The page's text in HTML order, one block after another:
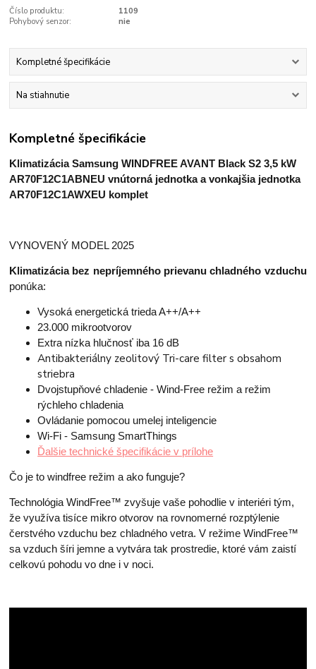
Číslo produktu:
1109
Pohybový senzor:
nie
Kompletné špecifikácie
Na stiahnutie
Kompletné špecifikácie
Klimatizácia Samsung WINDFREE AVANT Black S2 3,5 kW
AR70F12C1ABNEUvnútorná jednotka avonkajšia jednotka
AR70F12C1AWXEU komplet
VYNOVENÝ MODEL 2025
Klimatizácia bez nepríjemného prievanu chladného vzduchu
ponúka:
Vysoká energetická trieda A++/A++
23.000 mikrootvorov
Extra nízka hlučnosť iba 16 dB
Antibakteriálny zeolitový Tri-care filter s obsahom
striebra
Dvojstupňové chladenie - Wind-Free režim a režim
rýchleho chladenia
Ovládanie pomocou umelej inteligencie
Wi-Fi - Samsung SmartThings
Ďalšie technické špecifikácie v prílohe
Čo je to windfree režim a ako funguje?
Technológia WindFree™ zvyšuje vaše pohodlie v interiéri tým,
že využíva tisíce mikro otvorov na rovnomerné rozptýlenie
čerstvého vzduchu bez chladného vetra. V režime WindFree™
sa vzduch šíri jemne a vytvára tak prostredie, ktoré vám zaistí
celkovú pohodu vo dne i v noci.